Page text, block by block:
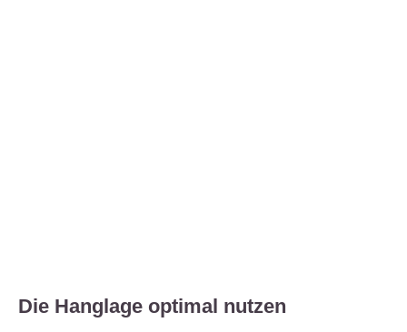
Die Hanglage optimal nutzen